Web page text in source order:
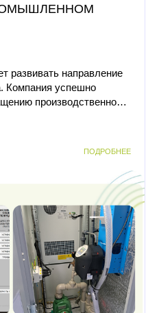
развивать направление
Компания успешно
производственной
ПОДРОБНЕЕ